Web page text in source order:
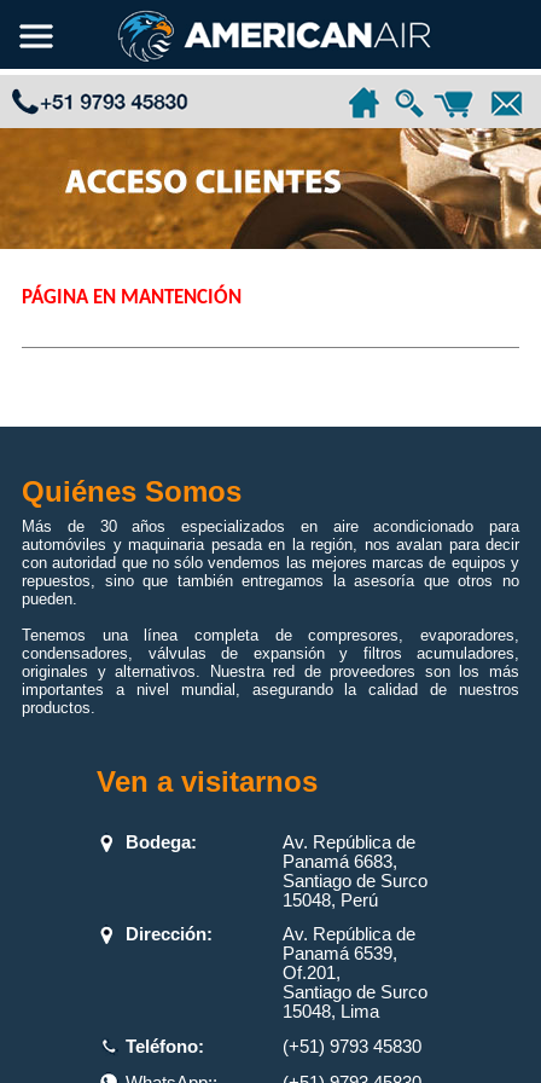
PÁGINA EN MANTENCIÓN
Quiénes Somos
Más de 30 años especializados en aire acondicionado para
automóviles y maquinaria pesada en la región, nos avalan para decir
con autoridad que no sólo vendemos las mejores marcas de equipos y
repuestos, sino que también entregamos la asesoría que otros no
pueden.
Tenemos una línea completa de compresores, evaporadores,
condensadores, válvulas de expansión y filtros acumuladores,
originales y alternativos. Nuestra red de proveedores son los más
importantes a nivel mundial, asegurando la calidad de nuestros
productos.
Ven a visitarnos
Bodega:
Av. República de
Panamá 6683,
Santiago de Surco
15048, Perú
Dirección:
Av. República de
Panamá 6539,
Of.201,
Santiago de Surco
15048, Lima
Teléfono:
(+51) 9793 45830